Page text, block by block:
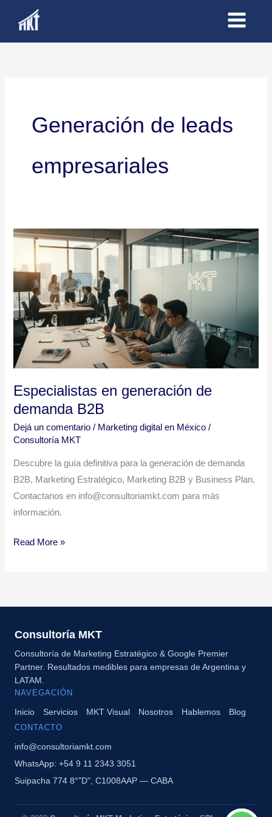
Generación de leads
empresariales
Especialistas en generación de
demanda B2B
Dejá un comentario / Marketing digital en México /
Consultoría MKT
Descubre la guía definitiva para la generación de demanda
B2B, Marketing Estratégico, Marketing B2B y Business Plan.
Contactanos en info@consultoriamkt.com para más
información.
Especialistas
generación
de
demanda
B2B
Read More »
Consultoría MKT
Consultoría de Marketing Estratégico & Google Premier
Partner. Resultados medibles para empresas de Argentina y
LATAM.
NAVEGACIÓN
Inicio Servicios MKT Visual Nosotros Hablemos Blog
CONTACTO
info@consultoriamkt.com
WhatsApp: +54 9 11 2343 3051
Suipacha 774 8°"D", C1008AAP — CABA